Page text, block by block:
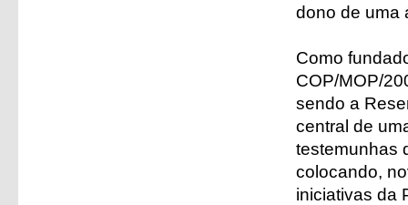
dono de uma
Como
COP/MOP/
sendo a
central de
testemunhas
colocando,
iniciativas da